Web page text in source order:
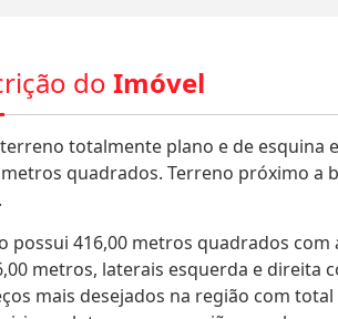
do Imóvel
totalmente plano e de esquina
quadrados. Terreno próximo a
possui 416,00 metros quadrados
metros, laterais esquerda e direita
mais desejados na região com